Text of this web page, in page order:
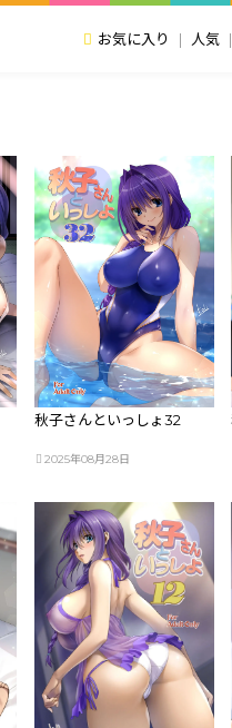
お気に入り 人気
秋子さんといっしょ32
2025年08月28日